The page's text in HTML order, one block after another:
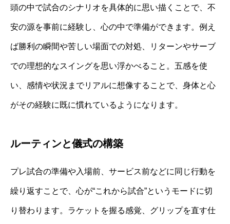
頭の中で試合のシナリオを具体的に思い描くことで、不
安の源を事前に経験し、心の中で準備ができます。例え
ば勝利の瞬間や苦しい場面での対処、リターンやサーブ
での理想的なスイングを思い浮かべること。五感を使
い、感情や状況までリアルに想像することで、身体と心
がその経験に既に慣れているようになります。
ルーティンと儀式の構築
プレ試合の準備や入場前、サービス前などに同じ行動を
繰り返すことで、心が“これから試合”というモードに切
り替わります。ラケットを握る感覚、グリップを直す仕